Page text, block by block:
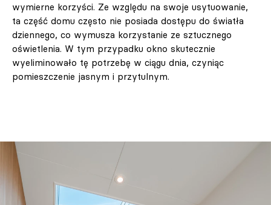
wymierne korzyści. Ze względu na swoje usytuowanie,
ta część domu często nie posiada dostępu do światła
dziennego, co wymusza korzystanie ze sztucznego
oświetlenia. W tym przypadku okno skutecznie
wyeliminowało tę potrzebę w ciągu dnia, czyniąc
pomieszczenie jasnym i przytulnym.